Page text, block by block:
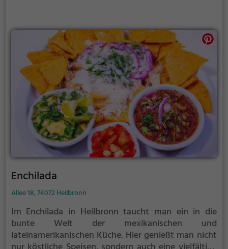
Enchilada
Allee 18, 74072 Heilbronn
Im Enchilada in Heilbronn taucht man ein in die
bunte Welt der mexikanischen und
lateinamerikanischen Küche. Hier genießt man nicht